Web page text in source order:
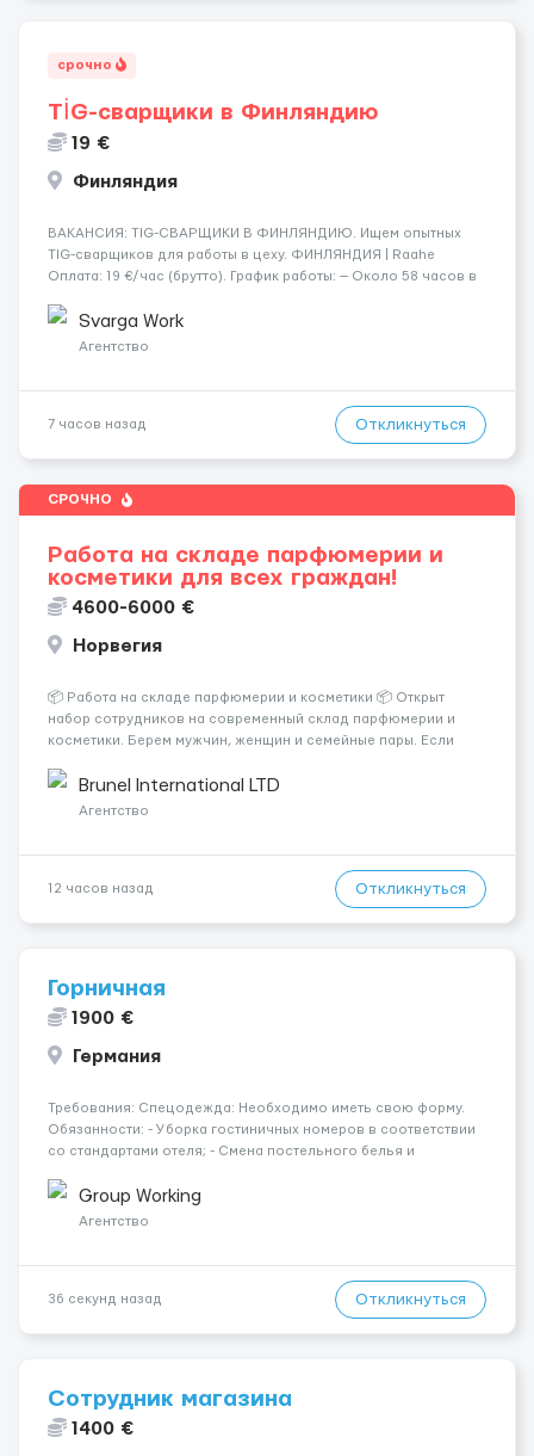
срочно
TİG-сварщики в Финляндию
19 €
Финляндия
​​ВАКАНСИЯ: TIG-СВАРЩИКИ В ФИНЛЯНДИЮ. Ищем опытных
TIG-сварщиков для работы в цеху. ФИНЛЯНДИЯ | Raahe
Оплата: 19 €/час (брутто). График работы: — Около 58 часов в
переработки. Дата начала: — Как можно скорее....
Svarga Work
Агентство
7 часов назад Откликнуться
СРОЧНО
Работа на складе парфюмерии и
косметики для всех граждан!
4600-6000 €
Норвегия
📦 Работа на складе парфюмерии и косметики 📦 Открыт
набор сотрудников на современный склад парфюмерии и
косметики. Берем мужчин, женщин и семейные пары. Если
обучают уже после приезда. Работа не тяжелая. Нужно
собирать заказы, сортиро...
Brunel International LTD
Агентство
12 часов назад Откликнуться
Горничная
1900 €
Германия
Требования: Спецодежда: Необходимо иметь свою форму.
Обязанности: - Уборка гостиничных номеров в соответствии
со стандартами отеля; - Смена постельного белья и
другими необходимыми принадлежностями; - Поддержание
чистоты в общественн...
Group Working
Агентство
36 секунд назад Откликнуться
Сотрудник магазина
1400 €